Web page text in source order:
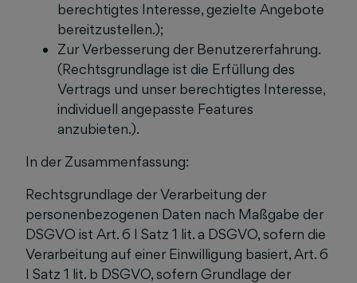
berechtigtes Interesse, gezielte Angebote
bereitzustellen.);
Zur Verbesserung der Benutzererfahrung.
(Rechtsgrundlage ist die Erfüllung des
Vertrags und unser berechtigtes Interesse,
individuell angepasste Features
anzubieten.).
In der Zusammenfassung:
Rechtsgrundlage der Verarbeitung der
personenbezogenen Daten nach Maßgabe der
DSGVO ist Art. 6 I Satz 1 lit. a DSGVO, sofern die
Verarbeitung auf einer Einwilligung basiert, Art. 6
I Satz 1 lit. b DSGVO, sofern Grundlage der